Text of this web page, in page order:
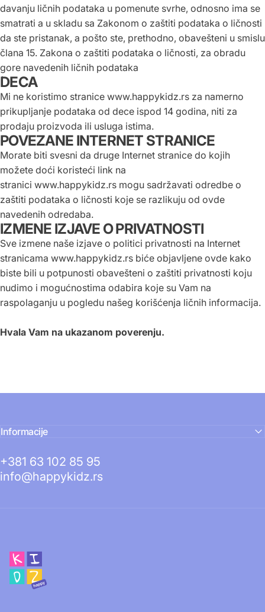
davanju ličnih podataka u pomenute svrhe, odnosno ima se
smatrati a u skladu sa Zakonom o zaštiti podataka o ličnosti
da ste pristanak, a pošto ste, prethodno, obavešteni u smislu
člana 15. Zakona o zaštiti podataka o ličnosti, za obradu
gore navedenih ličnih podataka
DECA
Mi ne koristimo stranice www.happykidz.rs za namerno
prikupljanje podataka od dece ispod 14 godina, niti za
prodaju proizvoda ili usluga istima.
POVEZANE INTERNET STRANICE
Morate biti svesni da druge Internet stranice do kojih
možete doći koristeći link na
stranici www.happykidz.rs mogu sadržavati odredbe o
zaštiti podataka o ličnosti koje se razlikuju od ovde
navedenih odredaba.
IZMENE IZJAVE O PRIVATNOSTI
Sve izmene naše izjave o politici privatnosti na Internet
stranicama www.happykidz.rs biće objavljene ovde kako
biste bili u potpunosti obavešteni o zaštiti privatnosti koju
nudimo i mogućnostima odabira koje su Vam na
raspolaganju u pogledu našeg korišćenja ličnih informacija.
Hvala Vam na ukazanom poverenju.
Informacije
+381 63 102 85 95
info@happykidz.rs